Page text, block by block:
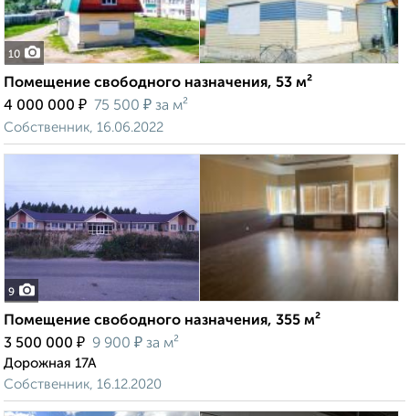
10
Помещение свободного назначения, 53 м²
4 000 000 ₽ 75 500 ₽ за м²
Собственник, 16.06.2022
9
Помещение свободного назначения, 355 м²
3 500 000 ₽ 9 900 ₽ за м²
Дорожная 17А
Собственник, 16.12.2020